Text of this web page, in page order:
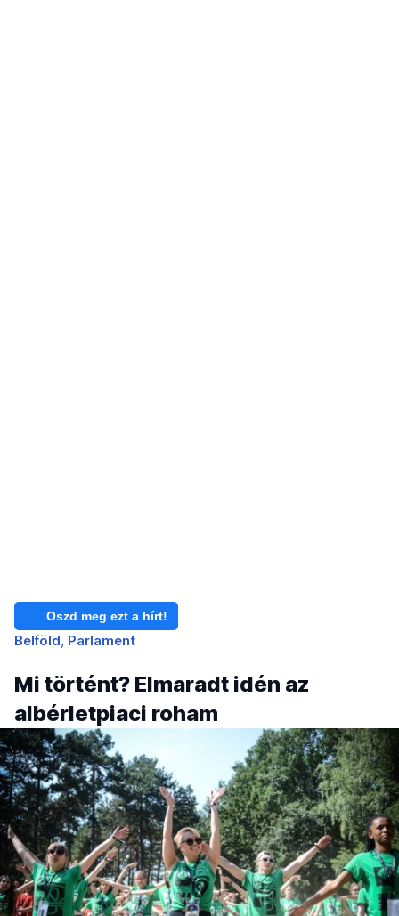
Oszd meg ezt a hírt!
Belföld Parlament
Mi történt? Elmaradt idén az
albérletpiaci roham